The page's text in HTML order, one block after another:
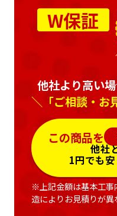
W保証
他社より高い
＼「ご相談・お
この商品を
他社
1円でも
※上記金額は基本工事
造によりお見積りが異